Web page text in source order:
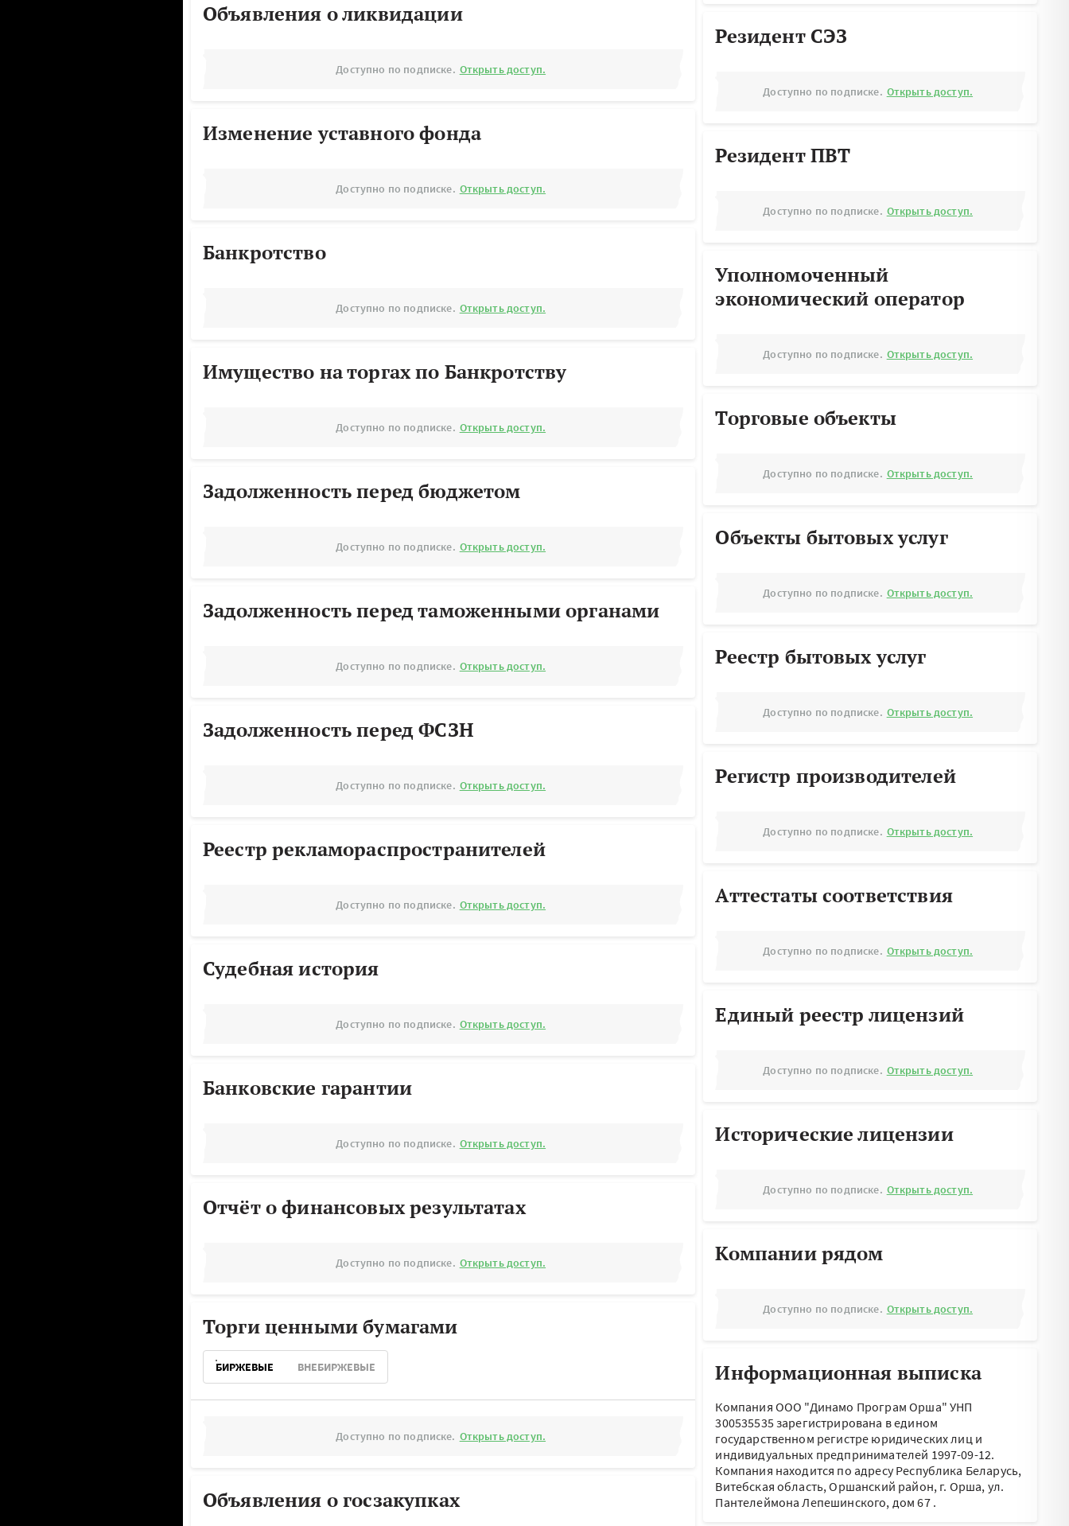
Объявления о ликвидации
Доступно по подписке. Открыть доступ.
Изменение уставного фонда
Доступно по подписке. Открыть доступ.
Банкротство
Доступно по подписке. Открыть доступ.
Имущество на торгах по Банкротству
Доступно по подписке. Открыть доступ.
Задолженность перед бюджетом
Доступно по подписке. Открыть доступ.
Задолженность перед таможенными органами
Доступно по подписке. Открыть доступ.
Задолженность перед ФСЗН
Доступно по подписке. Открыть доступ.
Реестр рекламораспространителей
Доступно по подписке. Открыть доступ.
Судебная история
Доступно по подписке. Открыть доступ.
Банковские гарантии
Доступно по подписке. Открыть доступ.
Отчёт о финансовых результатах
Доступно по подписке. Открыть доступ.
Торги ценными бумагами
БИРЖЕВЫЕ ВНЕБИРЖЕВЫЕ
Доступно по подписке. Открыть доступ.
Объявления о госзакупках
Резидент СЭЗ
Доступно по подписке. Открыть доступ.
Резидент ПВТ
Доступно по подписке. Открыть доступ.
Уполномоченный
экономический оператор
Доступно по подписке. Открыть доступ.
Торговые объекты
Доступно по подписке. Открыть доступ.
Объекты бытовых услуг
Доступно по подписке. Открыть доступ.
Реестр бытовых услуг
Доступно по подписке. Открыть доступ.
Регистр производителей
Доступно по подписке. Открыть доступ.
Аттестаты соответствия
Доступно по подписке. Открыть доступ.
Единый реестр лицензий
Доступно по подписке. Открыть доступ.
Исторические лицензии
Доступно по подписке. Открыть доступ.
Компании рядом
Доступно по подписке. Открыть доступ.
Информационная выписка
Компания ООО "Динамо Програм Орша" УНП
300535535 зарегистрирована в едином
государственном регистре юридических лиц и
индивидуальных предпринимателей 1997-09-12.
Компания находится по адресуРеспублика Беларусь,
Витебская область, Оршанский район, г. Орша, ул.
Пантелеймона Лепешинского, дом 67.